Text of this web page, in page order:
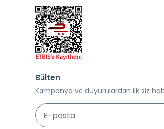
Bülten
Kampanya ve duyurulardan ilk siz